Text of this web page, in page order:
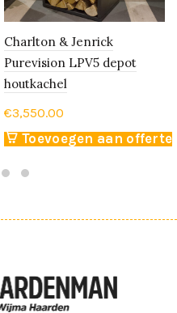
Charlton & Jenrick
Purevision LPV5 depot
houtkachel
€3,550.00
Toevoegen aan offerte